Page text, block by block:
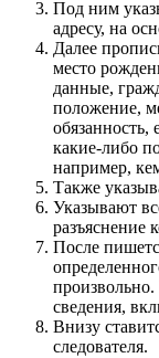
Под ним
адресу, на
Далее
место
данные,
положение,
обязанность,
какие-либо
например,
Также
Указывают
разъяснение
После
произвольно.
сведения,
Внизу
следователя.